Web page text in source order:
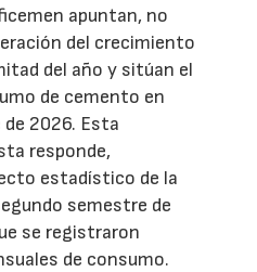
apuntan, no
del crecimiento
del año y sitúan el
de cemento en
2026. Esta
responde,
estadístico de la
semestre de
se registraron
de consumo.